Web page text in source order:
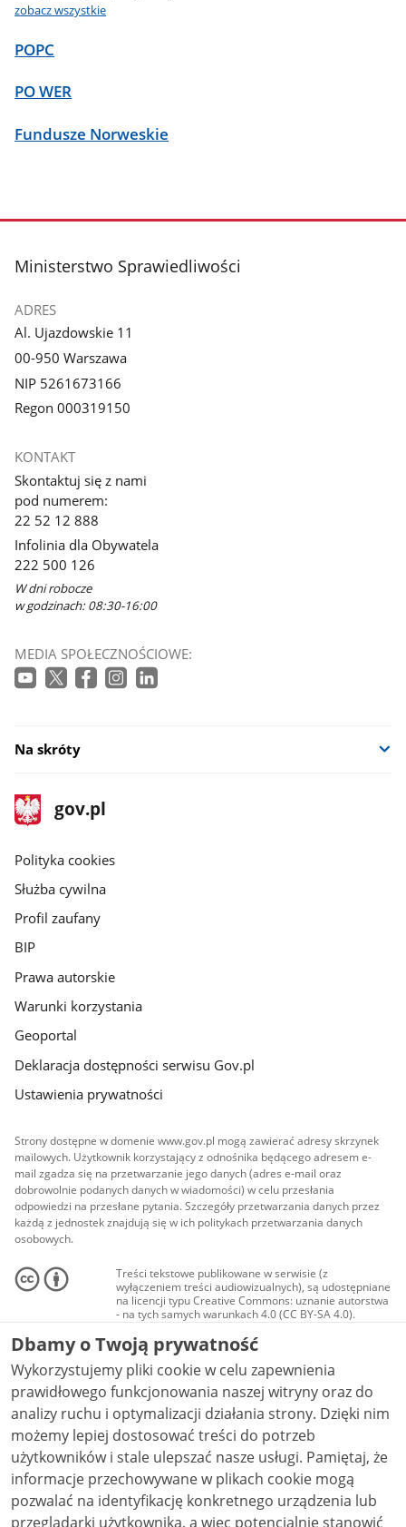
zobacz wszystkie
POPC
PO WER
Fundusze Norweskie
stopka
Ministerstwo Sprawiedliwości
ADRES
Al. Ujazdowskie 11
00-950 Warszawa
NIP 5261673166
Regon 000319150
KONTAKT
Skontaktuj się z nami
pod numerem:
22 52 12 888
Infolinia dla Obywatela
222 500 126
W dni robocze
w godzinach: 08:30-16:00
MEDIA SPOŁECZNOŚCIOWE:
Na skróty
stopka
gov.pl
Strona
gov.pl
gov.pl
Polityka cookies
Służba cywilna
Profil zaufany
BIP
Prawa autorskie
Warunki korzystania
Geoportal
Deklaracja dostępności serwisu Gov.pl
Ustawienia prywatności
Strony dostępne w domenie www.gov.pl mogą zawierać adresy skrzynek
mailowych. Użytkownik korzystający z odnośnika będącego adresem e-
mail zgadza się na przetwarzanie jego danych (adres e-mail oraz
dobrowolnie podanych danych w wiadomości) w celu przesłania
odpowiedzi na przesłane pytania. Szczegóły przetwarzania danych przez
każdą z jednostek znajdują się w ich politykach przetwarzania danych
osobowych.
Treści tekstowe publikowane w serwisie (z
wyłączeniem treści audiowizualnych), są udostępniane
na licencji typu Creative Commons: uznanie autorstwa
- na tych samych warunkach 4.0 (CC BY-SA 4.0).
Materiały audiowizualne, w tym zdjęcia, materiały
audio i wideo, są udostępniane na licencji typu
Creative Commons: uznanie autorstwa użycie
niekomercyjne - bez utworów zależnych 4.0 (CC BY-
NC-ND 4.0), o ile nie jest to stwierdzone inaczej.
Dbamy o Twoją prywatność
Wykorzystujemy pliki cookie w celu zapewnienia
prawidłowego funkcjonowania naszej witryny oraz do
analizy ruchu i optymalizacji działania strony. Dzięki nim
możemy lepiej dostosować treści do potrzeb
użytkowników i stale ulepszać nasze usługi. Pamiętaj, że
informacje przechowywane w plikach cookie mogą
pozwalać na identyfikację konkretnego urządzenia lub
przeglądarki użytkownika, a więc potencjalnie stanowić